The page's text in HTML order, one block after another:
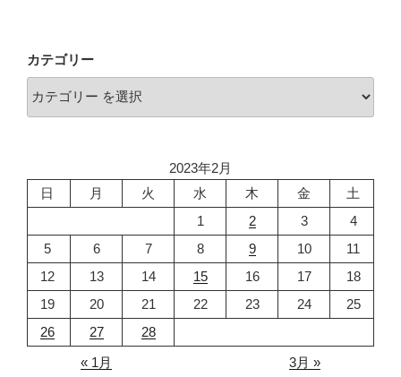
カテゴリー
2023年2月
日
月 火 水 木 金
土
1
2 3
4
5
6 7 8 9 10
11
12
13 14 15 16 17
18
19
20 21 22 23 24
25
26
27
28
« 1月
3月 »